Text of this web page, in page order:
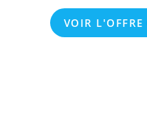
VOIR